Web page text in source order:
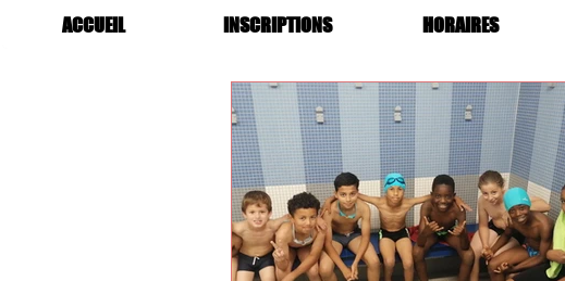
ACCUEIL INSCRIPTIONS HORAIRES